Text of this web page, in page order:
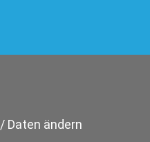
Daten ändern